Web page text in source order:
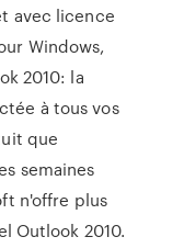
avec licence
Windows,
2010: la
à tous vos
que
semaines
n'offre plus
Outlook 2010.